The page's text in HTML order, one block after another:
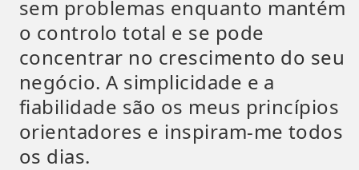
sem problemas enquanto mantém
o controlo total e se pode
concentrar no crescimento do seu
negócio. A simplicidade e a
fiabilidade são os meus princípios
orientadores e inspiram-me todos
os dias.